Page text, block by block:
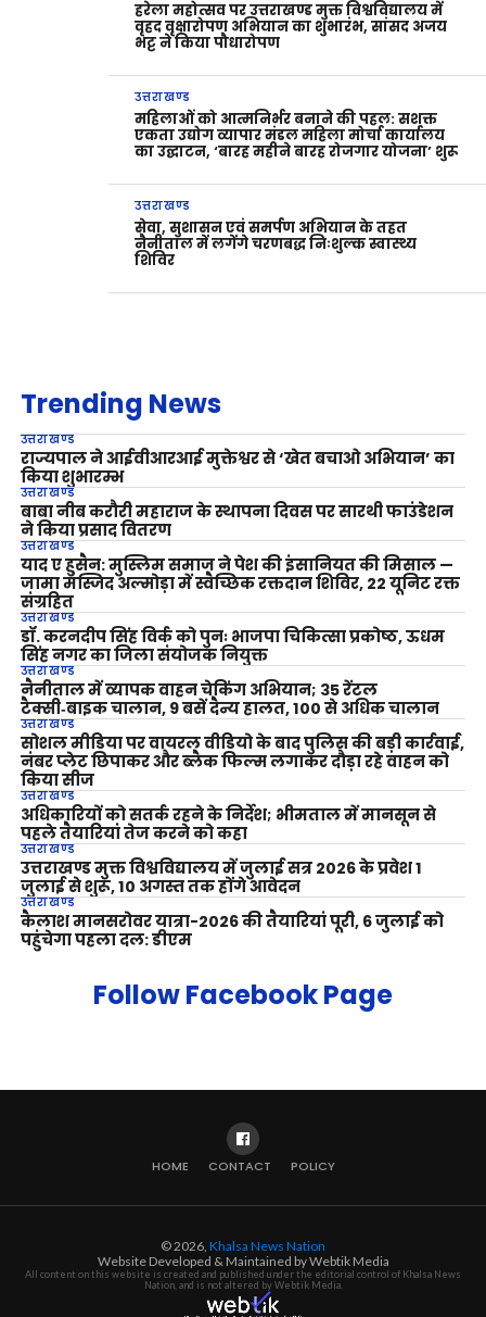
हरेला महोत्सव पर उत्तराखण्ड मुक्त विश्वविद्यालय में
वृहद वृक्षारोपण अभियान का शुभारंभ, सांसद अजय
भट्ट ने किया पौधारोपण
उत्तराखण्ड
महिलाओं को आत्मनिर्भर बनाने की पहल: सशक्त
एकता उद्योग व्यापार मंडल महिला मोर्चा कार्यालय
का उद्घाटन, ‘बारह महीने बारह रोजगार योजना’ शुरू
उत्तराखण्ड
सेवा, सुशासन एवं समर्पण अभियान के तहत
नैनीताल में लगेंगे चरणबद्ध निःशुल्क स्वास्थ्य
शिविर
Trending News
उत्तराखण्ड
राज्यपाल ने आईवीआरआई मुक्तेश्वर से ‘खेत बचाओ अभियान’ का
किया शुभारम्भ
उत्तराखण्ड
बाबा नीब करौरी महाराज के स्थापना दिवस पर सारथी फाउंडेशन
ने किया प्रसाद वितरण
उत्तराखण्ड
याद ए हुसैन: मुस्लिम समाज ने पेश की इंसानियत की मिसाल —
जामा मस्जिद अल्मोड़ा में स्वैच्छिक रक्तदान शिविर, 22 यूनिट रक्त
संग्रहित
उत्तराखण्ड
डॉ. करनदीप सिंह विर्क को पुनः भाजपा चिकित्सा प्रकोष्ठ, ऊधम
सिंह नगर का जिला संयोजक नियुक्त
उत्तराखण्ड
नैनीताल में व्यापक वाहन चेकिंग अभियान; 35 रेंटल
टैक्सी‑बाइक चालान, 9 बसें दैन्य हालत, 100 से अधिक चालान
उत्तराखण्ड
सोशल मीडिया पर वायरल वीडियो के बाद पुलिस की बड़ी कार्रवाई,
नंबर प्लेट छिपाकर और ब्लैक फिल्म लगाकर दौड़ा रहे वाहन को
किया सीज
उत्तराखण्ड
अधिकारियों को सतर्क रहने के निर्देश; भीमताल में मानसून से
पहले तैयारियां तेज करने को कहा
उत्तराखण्ड
उत्तराखण्ड मुक्त विश्वविद्यालय में जुलाई सत्र 2026 के प्रवेश 1
जुलाई से शुरू, 10 अगस्त तक होंगे आवेदन
उत्तराखण्ड
कैलाश मानसरोवर यात्रा-2026 की तैयारियां पूरी, 6 जुलाई को
पहुंचेगा पहला दल: डीएम
Follow Facebook Page
HOME CONTACT POLICY
© 2026, Khalsa News Nation
Website Developed & Maintained by Webtik Media
All content on this website is created and published under the editorial control of Khalsa News
Nation, and is not altered by Webtik Media.